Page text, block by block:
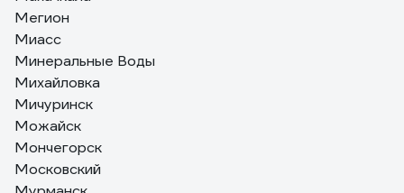
Мегион
Миасс
Минеральные Воды
Михайловка
Мичуринск
Можайск
Мончегорск
Московский